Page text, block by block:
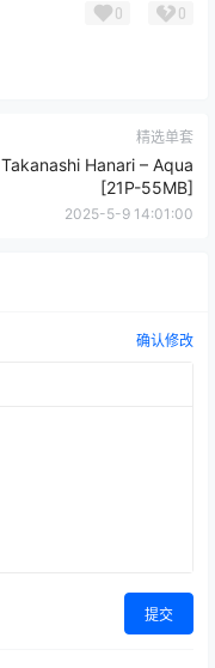
0 0
精选单套
Takanashi Hanari – Aqua
[21P-55MB]
2025-5-9 14:01:00
确认修改
提交